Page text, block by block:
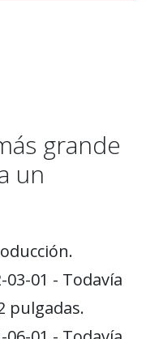
grande
un
03-01 - Todavía
pulgadas.